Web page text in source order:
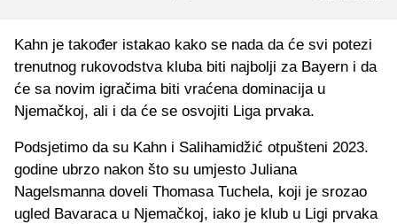
Kahn je također istakao kako se nada da će svi potezi
trenutnog rukovodstva kluba biti najbolji za Bayern i da
će sa novim igračima biti vraćena dominacija u
Njemačkoj, ali i da će se osvojiti Liga prvaka.
Podsjetimo da su Kahn i Salihamidžić otpušteni 2023.
godine ubrzo nakon što su umjesto Juliana
Nagelsmanna doveli Thomasa Tuchela, koji je srozao
ugled Bavaraca u Njemačkoj, iako je klub u Ligi prvaka